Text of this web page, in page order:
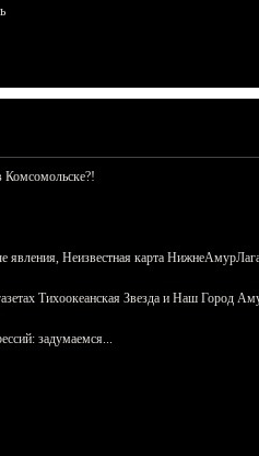
Комсомольске?!
Неизвестная карта
Тихоокеанская Звезда и Наш Город
задумаемся...